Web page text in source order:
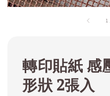
1
轉印貼紙 感
形狀 2張入